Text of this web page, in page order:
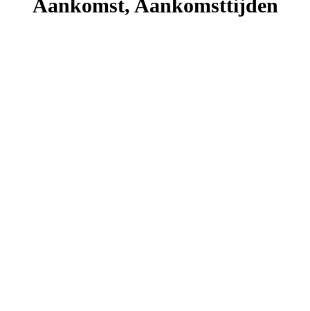
Aankomst, Aankomsttijden